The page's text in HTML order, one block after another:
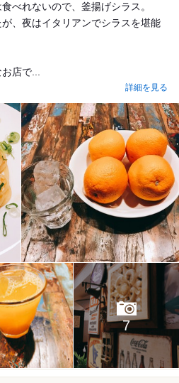
べれないので、釜揚げシラス。
、夜はイタリアンでシラスを堪能
店で...
詳細を見る
7